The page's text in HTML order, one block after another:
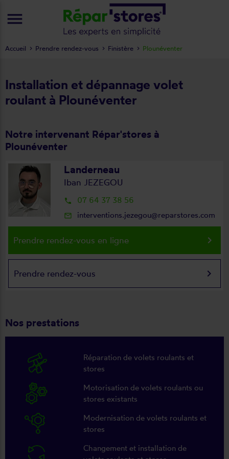
Installation et dépannage volet
roulant à Plounéventer
Notre intervenant Répar'stores à
Plounéventer
Landerneau
Iban JEZEGOU
local_phone 07 64 37 38 56
mail_outline interventions.jezegou@reparstores.com
Prendre rendez-vous en ligne keyboard_arrow_right
Prendre rendez-vous keyboard_arrow_right
Nos prestations
Réparation de volets roulants et
stores
Motorisation de volets roulants ou
stores existants
Modernisation de volets roulants et
stores
Changement et installation de
Accueil Prendre rendez-vous Finistère Plounéventer
menu